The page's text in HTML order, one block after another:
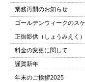
業務再開のお知らせ
ゴールデンウィークのス
正御影供（しょうみえく）
料金の変更に関して
謹賀新年
年末のご挨拶2025